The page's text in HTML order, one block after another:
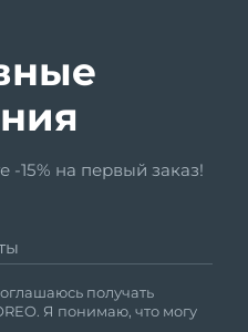
15% на первый заказ!
получать
Я понимаю, что могу